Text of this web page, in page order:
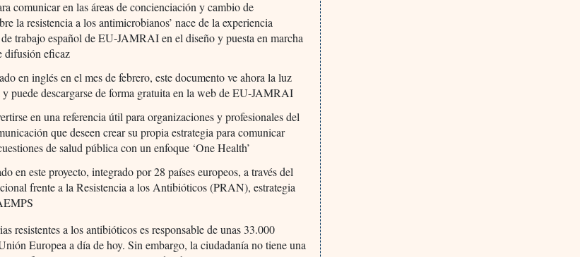
comunicar en las áreas de concienciación y cambio de
la resistencia a los antimicrobianos’ nace de la experiencia
trabajo español de EU-JAMRAI en el diseño y puesta en marcha
difusión eficaz
en inglés en el mes de febrero, este documento ve ahora la luz
y puede descargarse de forma gratuita en la web de EU-JAMRAI
en una referencia útil para organizaciones y profesionales del
que deseen crear su propia estrategia para comunicar
de salud pública con un enfoque ‘One Health’
en este proyecto, integrado por 28 países europeos, a través del
frente a la Resistencia a los Antibióticos (PRAN), estrategia
resistentes a los antibióticos es responsable de unas 33.000
Europea a día de hoy. Sin embargo, la ciudadanía no tiene una